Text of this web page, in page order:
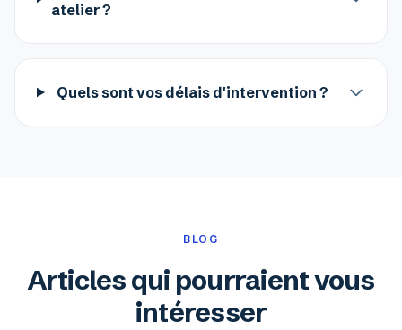
atelier ?
Quels sont vos délais d'intervention ?
BLOG
Articles qui pourraient vous
intéresser